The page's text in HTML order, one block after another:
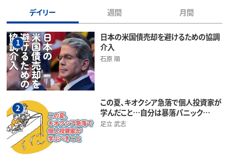
デイリー 週間 月間
1
日本の米国債売却を避けるための協調
介入
石原 順
2
この夏、キオクシア急落で個人投資家が
学んだこと…自分は暴落パニック…
足立 武志